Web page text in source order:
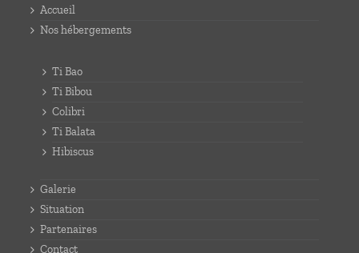
Accueil
Nos hébergements
Ti Bao
Ti Bibou
Colibri
Ti Balata
Hibiscus
Galerie
Situation
Partenaires
Contact